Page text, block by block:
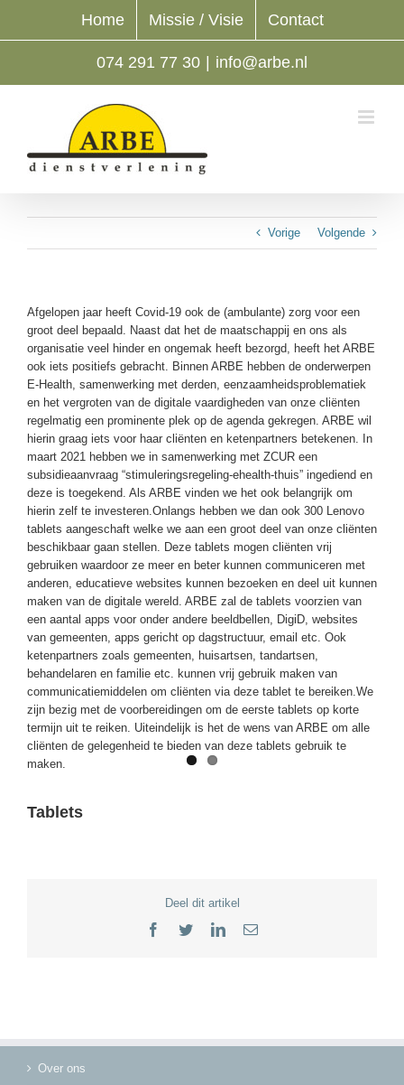
inhoud
Home Missie / Visie Contact
074 291 77 30 | info@arbe.nl
Vorige Volgende
Afgelopen jaar heeft Covid-19 ook de (ambulante) zorg voor een
groot deel bepaald. Naast dat het de maatschappij en ons als
organisatie veel hinder en ongemak heeft bezorgd, heeft het ARBE
ook iets positiefs gebracht. Binnen ARBE hebben de onderwerpen
E-Health, samenwerking met derden, eenzaamheidsproblematiek
en het vergroten van de digitale vaardigheden van onze cliënten
regelmatig een prominente plek op de agenda gekregen. ARBE wil
hierin graag iets voor haar cliënten en ketenpartners betekenen. In
maart 2021 hebben we in samenwerking met ZCUR een
subsidieaanvraag “stimuleringsregeling-ehealth-thuis” ingediend en
deze is toegekend. Als ARBE vinden we het ook belangrijk om
hierin zelf te investeren.Onlangs hebben we dan ook 300 Lenovo
tablets aangeschaft welke we aan een groot deel van onze cliënten
beschikbaar gaan stellen. Deze tablets mogen cliënten vrij
gebruiken waardoor ze meer en beter kunnen communiceren met
anderen, educatieve websites kunnen bezoeken en deel uit kunnen
maken van de digitale wereld. ARBE zal de tablets voorzien van
een aantal apps voor onder andere beeldbellen, DigiD, websites
van gemeenten, apps gericht op dagstructuur, email etc. Ook
ketenpartners zoals gemeenten, huisartsen, tandartsen,
behandelaren en familie etc. kunnen vrij gebruik maken van
communicatiemiddelen om cliënten via deze tablet te bereiken.We
zijn bezig met de voorbereidingen om de eerste tablets op korte
termijn uit te reiken. Uiteindelijk is het de wens van ARBE om alle
cliënten de gelegenheid te bieden van deze tablets gebruik te
maken.
Tablets
Deel dit artikel
Facebook
TwitterLinkedIn
E-
Over ons